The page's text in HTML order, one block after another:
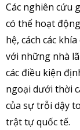
Các nghiên cứu
có thể hoạt
hệ, cách các
với những nhà
các điều kiện
ngoại dưới thời
của sự trỗi dậy
trật tự quốc tế.